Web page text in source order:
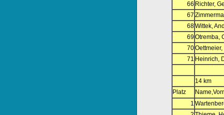
66 Richter,
67
68Wittek,
69Otremba,
70
71 Heinrich,
14 km
Platz
1